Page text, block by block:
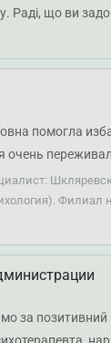
Раді, що ви
помогла
очень
но именно этот
и
Филиал
за позитивний